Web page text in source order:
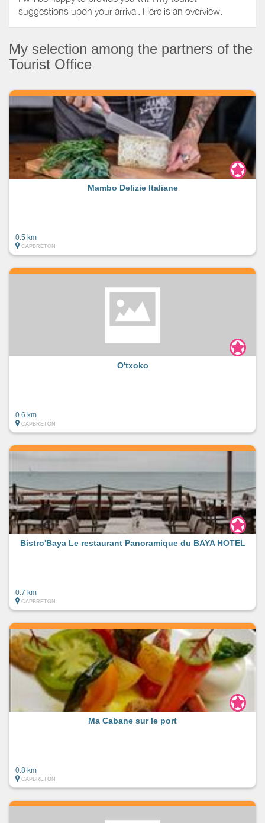
suggestions upon your arrival. Here is an overview.
My selection among the partners of the
Tourist Office
Mambo Delizie Italiane
0.5 km
CAPBRETON
O'txoko
0.6 km
CAPBRETON
Bistro'Baya Le restaurant Panoramique du BAYA HOTEL
0.7 km
CAPBRETON
Ma Cabane sur le port
0.8 km
CAPBRETON